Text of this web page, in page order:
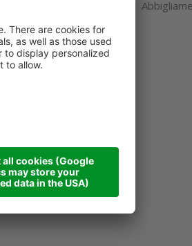
e plafoni
€
12,96 €